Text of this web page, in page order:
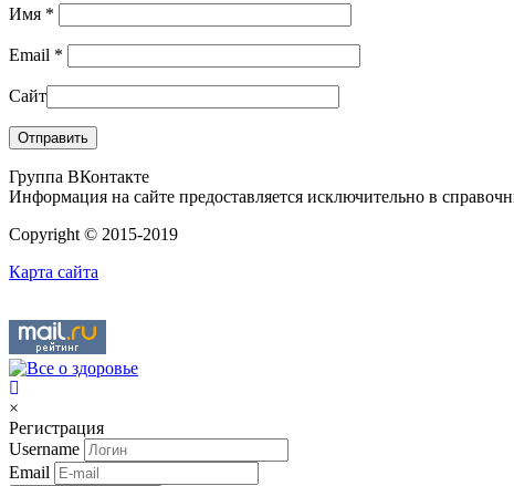
Имя *
Email *
Сайт
Группа ВКонтакте
Информация на сайте предоставляется исключительно в
Copyright © 2015-2019
Карта сайта
×
Регистрация
Username
Email